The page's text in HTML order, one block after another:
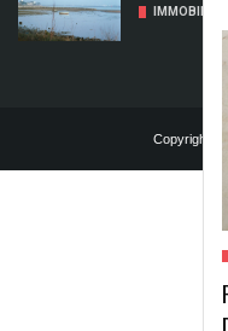
IMMOBILIER
Copyright ©